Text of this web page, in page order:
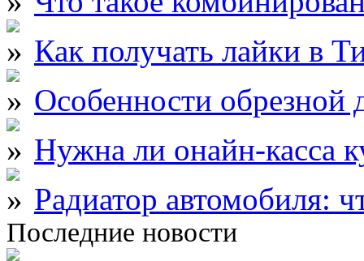
Как получать лайки в
Особенности обрезной
Нужна ли онайн-касса
Радиатор автомобиля:
Последние новости